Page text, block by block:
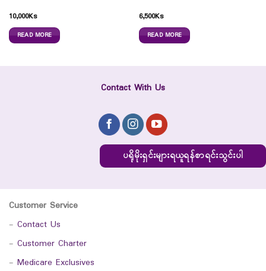
10,000Ks
READ MORE
6,500Ks
READ MORE
Contact With Us
ပရိုမိုးရှင်းများရယူရန်စာရင်းသွင်းပါ
Customer Service
- Contact Us
- Customer Charter
- Medicare Exclusives